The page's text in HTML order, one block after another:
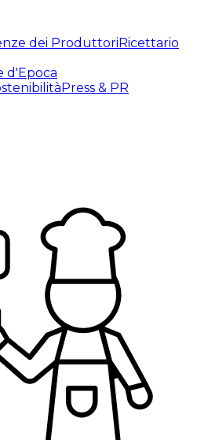
dei ProduttoriRicettario
d'Epoca
Press & PR